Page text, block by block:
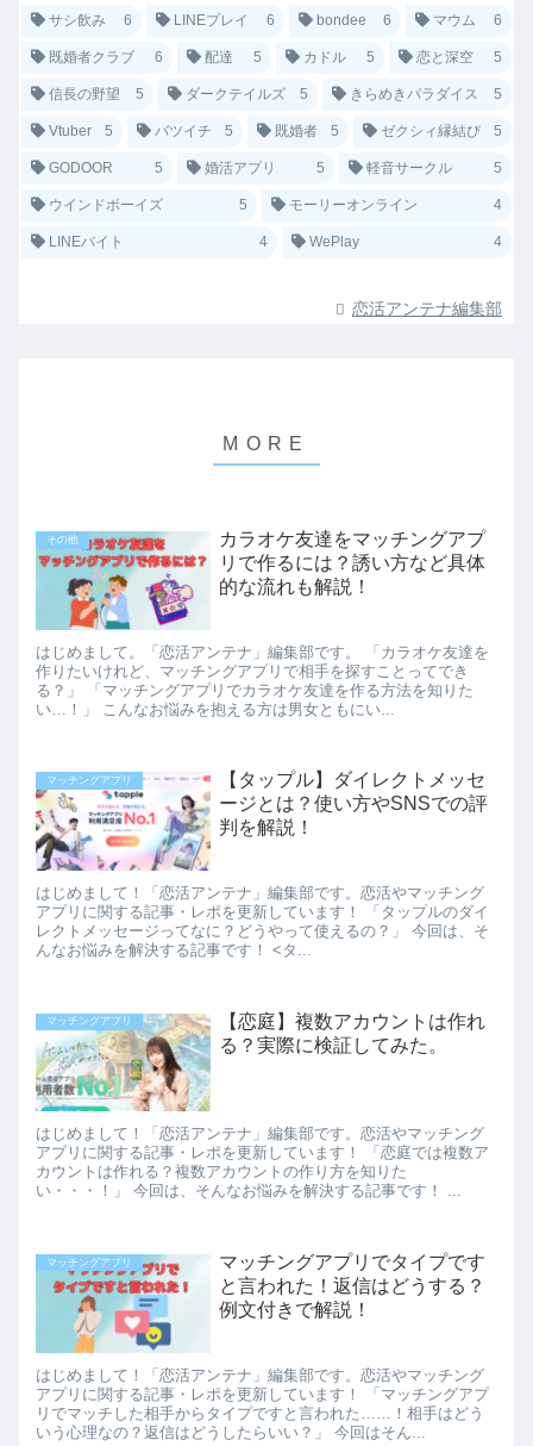
サシ飲み 6 LINEプレイ 6 bondee 6 マウム 6
既婚者クラブ 6 配達 5 カドル 5 恋と深空 5
信長の野望 5 ダークテイルズ 5 きらめきパラダイス 5
Vtuber 5 バツイチ 5 既婚者 5 ゼクシィ縁結び 5
GODOOR 5 婚活アプリ 5 軽音サークル 5
ウインドボーイズ 5 モーリーオンライン 4
LINEバイト 4 WePlay 4
恋活アンテナ編集部
その他
カラオケ友達をマッチングアプ
リで作るには？誘い方など具体
的な流れも解説！
はじめまして。「恋活アンテナ」編集部です。 「カラオケ友達を
作りたいけれど、マッチングアプリで相手を探すことってでき
る？」 「マッチングアプリでカラオケ友達を作る方法を知りた
い…！」 こんなお悩みを抱える方は男女ともにい...
マッチングアプリ
【タップル】ダイレクトメッセ
ージとは？使い方やSNSでの評
判を解説！
はじめまして！「恋活アンテナ」編集部です。恋活やマッチング
アプリに関する記事・レポを更新しています！ 「タップルのダイ
レクトメッセージってなに？どうやって使えるの？」 今回は、そ
んなお悩みを解決する記事です！ <タ...
マッチングアプリ
【恋庭】複数アカウントは作れ
る？実際に検証してみた。
はじめまして！「恋活アンテナ」編集部です。恋活やマッチング
アプリに関する記事・レポを更新しています！ 「恋庭では複数ア
カウントは作れる？複数アカウントの作り方を知りた
い・・・！」 今回は、そんなお悩みを解決する記事です！ ...
マッチングアプリ
マッチングアプリでタイプです
と言われた！返信はどうする？
例文付きで解説！
はじめまして！「恋活アンテナ」編集部です。恋活やマッチング
アプリに関する記事・レポを更新しています！ 「マッチングアプ
リでマッチした相手からタイプですと言われた……！相手はどう
いう心理なの？返信はどうしたらいい？」 今回はそん...